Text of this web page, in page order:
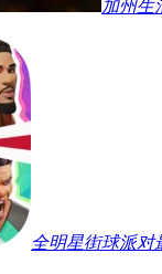
加州生
全明星街球派对